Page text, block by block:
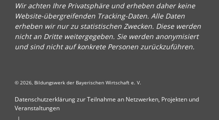
Wir achten Ihre Privatsphäre und erheben daher keine
Website-übergreifenden Tracking-Daten. Alle Daten
erheben wir nur zu statistischen Zwecken. Diese werden
nicht an Dritte weitergegeben. Sie werden anonymisiert
und sind nicht auf konkrete Personen zurückzuführen.
© 2026, Bildungswerk der Bayerischen Wirtschaft e. V.
Datenschutzerklärung zur Teilnahme an Netzwerken, Projekten und
Veranstaltungen